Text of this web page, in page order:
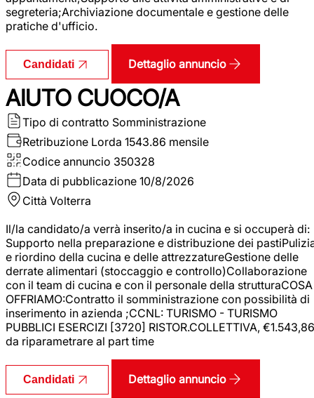
segreteria;Archiviazione documentale e gestione delle
pratiche d'ufficio.
Candidati Dettaglio annuncio
AIUTO CUOCO/A
Tipo di contratto Somministrazione
Retribuzione Lorda 1543.86 mensile
Codice annuncio 350328
Data di pubblicazione 10/8/2026
Città Volterra
Il/la candidato/a verrà inserito/a in cucina e si occuperà di:
Supporto nella preparazione e distribuzione dei
e riordino della cucina e delle attrezzatureGestione delle
derrate alimentari (stoccaggio e controllo)Collaborazione
con il team di cucina e con il personale della strutturaCOSA
OFFRIAMO:Contratto il somministrazione con possibilità di
inserimento in azienda ;CCNL: TURISMO - TURISMO
PUBBLICI ESERCIZI [3720] RISTOR.COLLETTIVA, €1.543,86
da riparametrare al part time
Candidati Dettaglio annuncio